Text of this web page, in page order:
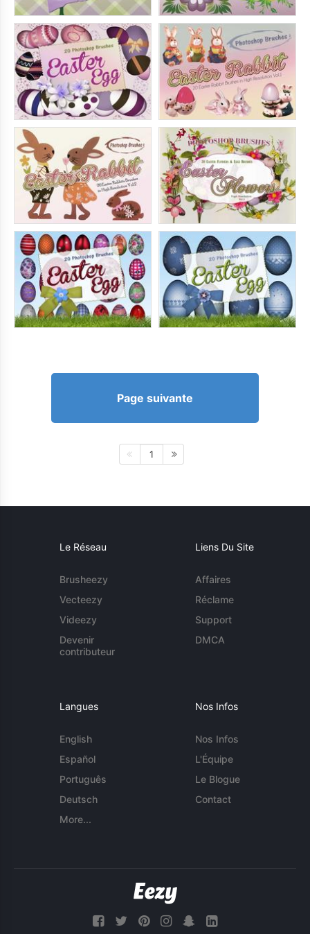
Page suivante
1
Le Réseau
Brusheezy
Vecteezy
Videezy
Devenir
contributeur
Liens Du Site
Affaires
Réclame
Support
DMCA
Langues
English
Español
Português
Deutsch
More...
Nos Infos
Nos Infos
L'Équipe
Le Blogue
Contact